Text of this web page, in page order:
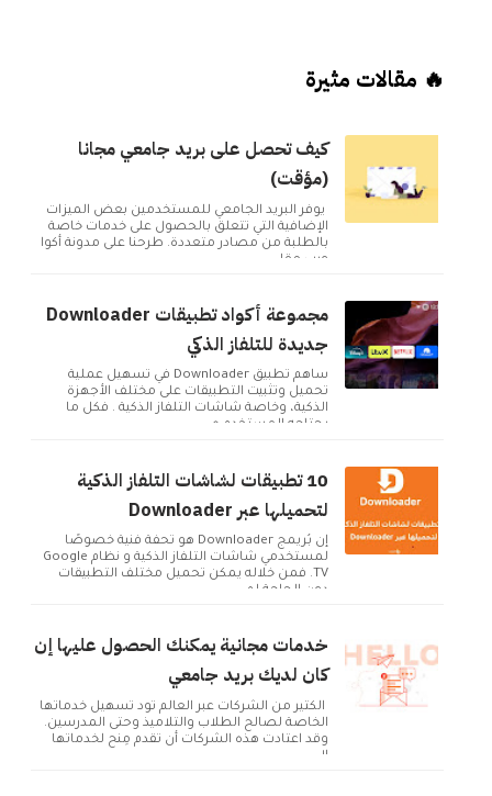
🔥 مقالات مثيرة
كيف تحصل على بريد جامعي مجانا
(مؤقت)
يوفر البريد الجامعي للمستخدمين بعض الميزات
الإضافية التي تتعلق بالحصول على خدمات خاصة
بالطلبة من مصادر متعددة. طرحنا على مدونة أكوا
ويب مقا...
مجموعة أكواد تطبيقات Downloader
جديدة للتلفاز الذكي
ساهم تطبيق Downloader في تسهيل عملية
تحميل وتثبيت التطبيقات على مختلف الأجهزة
الذكية، وخاصة شاشات التلفاز الذكية . فكل ما
يحتاجه المستخدم ه...
10 تطبيقات لشاشات التلفاز الذكية
لتحميلها عبر Downloader
إن بُريمج Downloader هو تحفة فنية خصوصًا
لمستخدمي شاشات التلفاز الذكية و نظام Google
TV. فمن خلاله يمكن تحميل مختلف التطبيقات
دون الحاجة لم...
خدمات مجانية يمكنك الحصول عليها إن
كان لديك بريد جامعي
الكثير من الشركات عبر العالم تود تسهيل خدماتها
الخاصة لصالح الطلاب والتلاميذ وحتى المدرسين.
وقد اعتادت هذه الشركات أن تقدم مِنح لخدماتها
ال...